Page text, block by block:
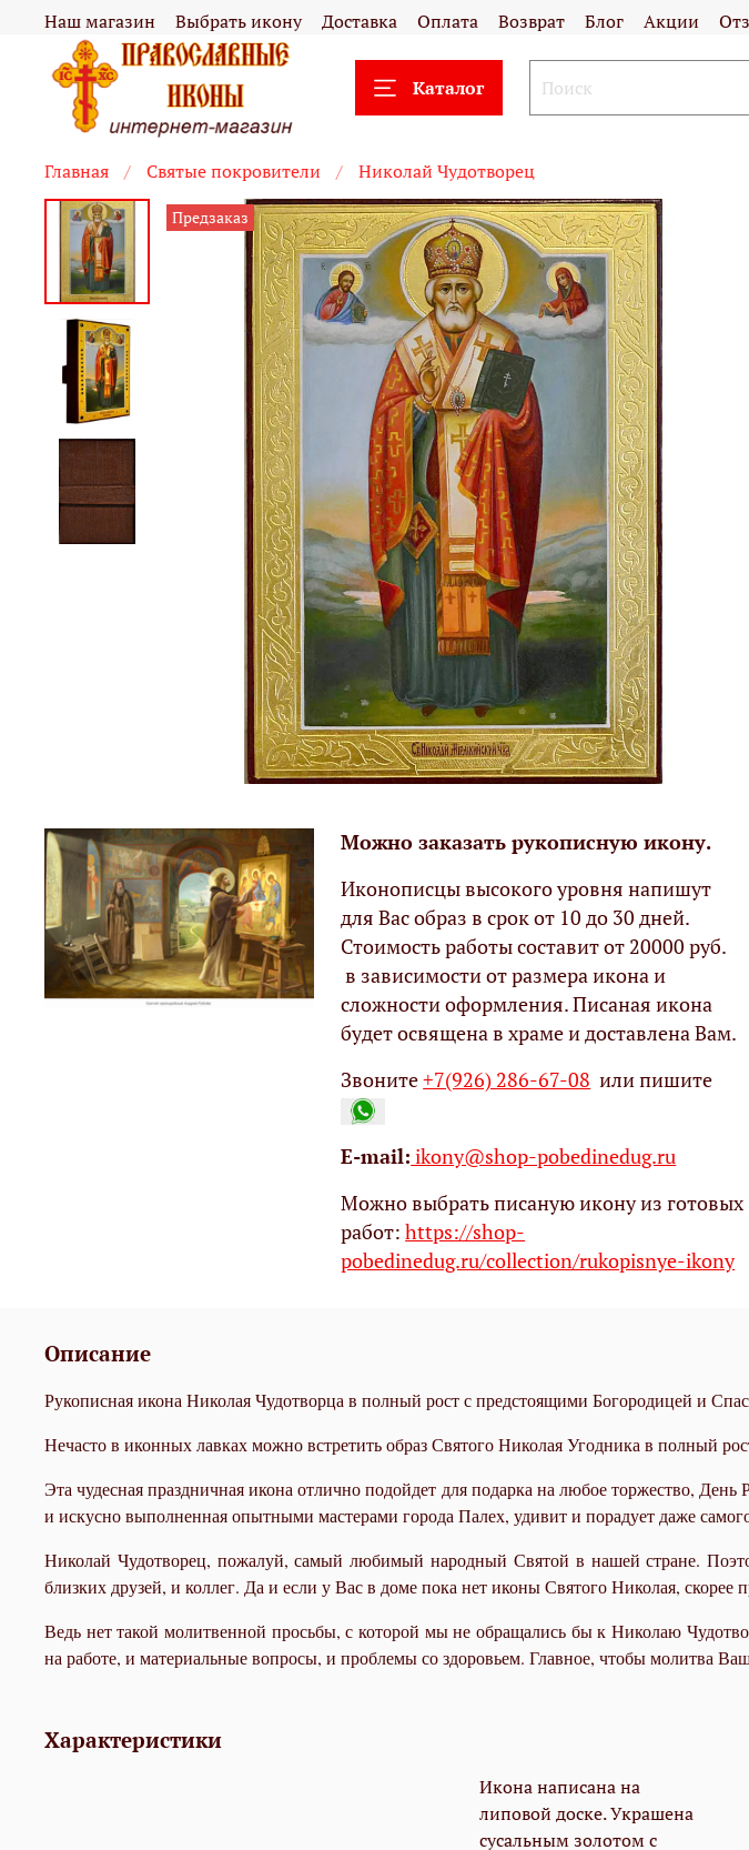
Наш магазин Выбрать икону Доставка Оплата Возврат Блог Акции
Каталог
Главная Святые покровители Николай Чудотворец
Предзаказ
Можно заказать рукописную икону.
Иконописцы высокого уровня напишут
для Вас образ в срок от 10 до 30 дней.
Стоимость работы составит от 20000 руб.
в зависимости от размера икона и
сложности оформления. Писаная икона
будет освящена в храме и доставлена Вам.
Звоните+7(926) 286-67-08 или пишите
Е-mail: ikony@shop-pobedinedug.ru
Можно выбрать писаную икону из готовых
работ:https://shop-
pobedinedug.ru/collection/rukopisnye-ikony
Описание
Рукописная икона Николая Чудотворца в полный рост с предстоящими Богородицей и
Нечасто в иконных лавках можно встретить образ Святого Николая Угодника в полный
Эта чудесная праздничная икона отлично подойдет для подарка на любое торжество,
и искусно выполненная опытными мастерами города Палех, удивит и порадует даже
Николай Чудотворец, пожалуй, самый любимый народный Святой в нашей стране.
близких друзей, и коллег. Да и если у Вас в доме пока нет иконы Святого Николая, скорее
Ведь нет такой молитвенной просьбы, с которой мы не обращались бы к Николаю
на работе, и материальные вопросы, и проблемы со здоровьем. Главное, чтобы молитва
Характеристики
Икона написана на
липовой доске. Украшена
сусальным золотом с